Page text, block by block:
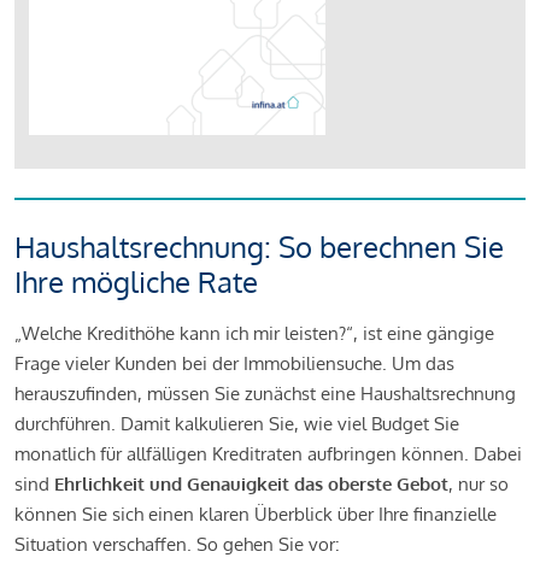
Haushaltsrechnung: So berechnen Sie
Ihre mögliche Rate
„Welche Kredithöhe kann ich mir leisten?“, ist eine gängige
Frage vieler Kunden bei der Immobiliensuche. Um das
herauszufinden, müssen Sie zunächst eine Haushaltsrechnung
durchführen. Damit kalkulieren Sie, wie viel Budget Sie
monatlich für allfälligen Kreditraten aufbringen können. Dabei
sind Ehrlichkeit und Genauigkeit das oberste Gebot, nur so
können Sie sich einen klaren Überblick über Ihre finanzielle
Situation verschaffen. So gehen Sie vor: